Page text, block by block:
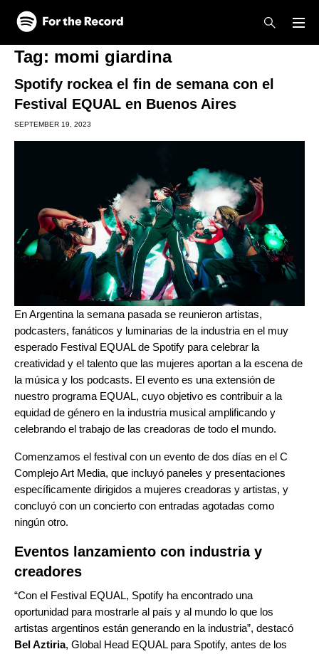
Skip to main content
Skip to footer
Tag: momi giardina
Spotify rockea el fin de semana con el
Festival EQUAL en Buenos Aires
SEPTEMBER 19, 2023
En Argentina la semana pasada se reunieron artistas,
podcasters, fanáticos y luminarias de la industria en el muy
esperado Festival EQUALde Spotify para celebrar la
creatividad y el talento que las mujeres aportan a la escena de
la música y los podcasts. El evento es una extensión de
nuestro programa EQUAL, cuyo objetivo es contribuir a la
equidad de género en la industria musical amplificando y
celebrando el trabajo de las creadoras de todo el mundo.
Comenzamos el festival con un evento de dos días en el C
Complejo Art Media, que incluyó paneles y presentaciones
específicamente dirigidos a mujeres creadoras y artistas, y
concluyó con un concierto con entradas agotadas como
ningún otro.
Eventos lanzamiento con industria y
creadores
“Con el Festival EQUAL, Spotify ha encontrado una
oportunidad para mostrarle al país y al mundo lo que los
artistas argentinos están generando en la industria”, destacó
Bel Aztiria, Global Head EQUAL para Spotify, antes de los